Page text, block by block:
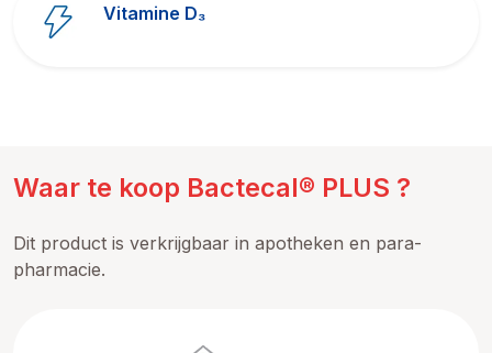
Vitamine D₃
Waar te koop Bactecal® PLUS ?
Dit product is verkrijgbaar in apotheken en para-
pharmacie.